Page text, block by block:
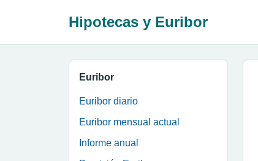
Hipotecas y Euribor
Euribor
Euribor diario
Euribor mensual actual
Informe anual